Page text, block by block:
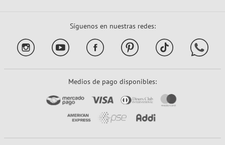
Síguenos en nuestras redes:
Medios de pago disponibles: